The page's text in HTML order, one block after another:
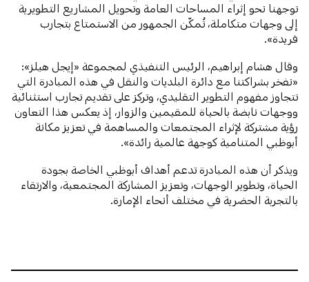
توجهنا نحو إثراء المساحات العامة وتحويل المشاريع التطويرية
إلى وجهات متكاملة، تُمكّن الجمهور من الاستمتاع بتجارب
فريدة».
وقال هشام إبراهيم، الرئيس التنفيذي لمجموعة «إيجل هيلز»:
«نفخر بشراكتنا مع دائرة البلديات والنقل في هذه المبادرة التي
تتجاوز مفهوم التطوير التقليدي، وتركز على تقديم تجارب استثنائية
ووجهات نابضة بالحياة للمقيمين والزوار، إذ يعكس هذا التعاون
رؤية مشتركة لإثراء المجتمعات والمساهمة في تعزيز مكانة
أبوظبي المتنامية كوجهة عالمية رائدة».
ويذكر أن هذه المبادرة تدعم أهداف أبوظبي الخاصة بجودة
الحياة، وتطوير الوجهات، وتعزيز المشاركة المجتمعية، والارتقاء
بالتجربة الحضرية في مختلف أنحاء الإمارة.